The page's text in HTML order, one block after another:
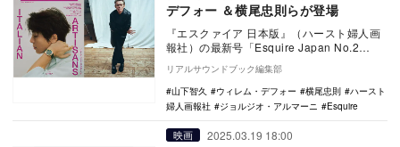
デフォー ＆横尾忠則らが登場
『エスクァイア 日本版』（ハースト婦人画
報社）の最新号「Esquire Japan No.2
June 2025」が、2025年…
リアルサウンドブック編集部
山下智久
ウィレム・デフォー 横尾忠則
ハースト
婦人画報社
ジョルジオ・アルマーニ Esquire
映画 2025.03.19 18:00